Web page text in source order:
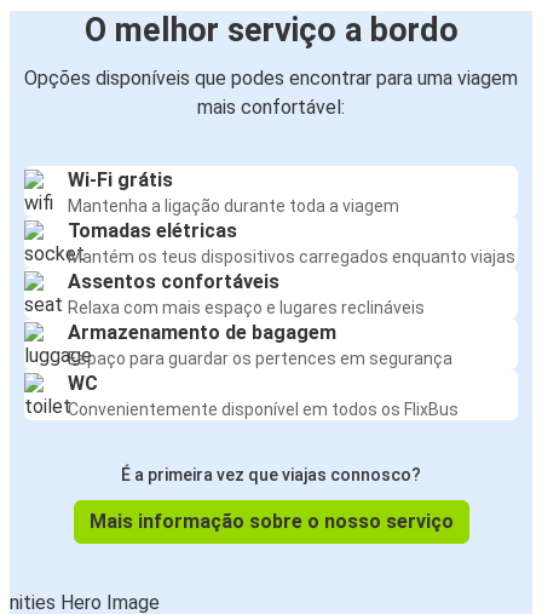
O melhor serviço a bordo
Opções disponíveis que podes encontrar para uma viagem
mais confortável:
Wi-Fi grátis
Mantenha a ligação durante toda a viagem
Tomadas elétricas
Mantém os teus dispositivos carregados enquanto viajas
Assentos confortáveis
Relaxa com mais espaço e lugares reclináveis
Armazenamento de bagagem
Espaço para guardar os pertences em segurança
WC
Convenientemente disponível em todos os FlixBus
É a primeira vez que viajas connosco?
Mais informação sobre o nosso serviço